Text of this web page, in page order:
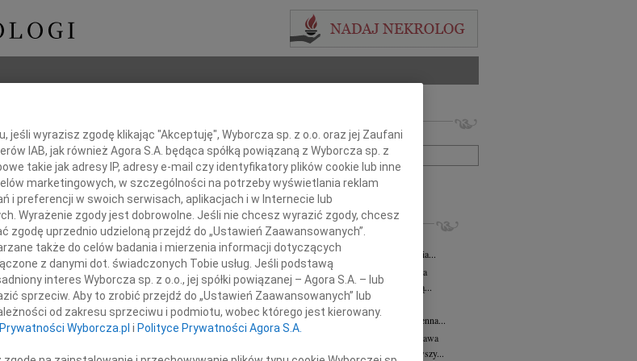
wdzięczność
Imię i nazwisko lub numer ogłoszenia:
+ szukanie zaawansowane
INNE NEKROLOGI
Asia Kułakowska 07.08.2026
Asia Kułakowska 8 czerwca 1984 - 9 sierpnia...
Małgorzata Kościelska
Warszawa
Z żalem żegnam prof. Małgorzatę Kościelską...
Janusz Goetze
07.08.2026
Janusz Goetze adwokat 9 lat bez Ciebie Bożenna...
Wacława Stec-Myśliwska
Warszawa
W dniu 4 sierpnia 2026 roku zmarła przeżywszy...
jeśli wyrazisz zgodę klikając "Akceptuję", Wyborcza sp. z o.o. oraz jej Zaufani
IAB, jak również Agora S.A. będąca spółką powiązaną z Wyborcza sp. z
takie jak adresy IP, adresy e-mail czy identyfikatory plików cookie lub inne
marketingowych, w szczególności na potrzeby wyświetlania reklam
i preferencji w swoich serwisach, aplikacjach i w Internecie lub
Wyrażenie zgody jest dobrowolne. Jeśli nie chcesz wyrazić zgody, chcesz
uprzednio udzieloną przejdź do „Ustawień Zaawansowanych”.
także do celów badania i mierzenia informacji dotyczących
z danymi dot. świadczonych Tobie usług. Jeśli podstawą
interes Wyborcza sp. z o.o., jej spółki powiązanej – Agora S.A. – lub
sprzeciw. Aby to zrobić przejdź do „Ustawień Zaawansowanych” lub
od zakresu sprzeciwu i podmiotu, wobec którego jest kierowany.
Wyborcza.pl i Polityce Prywatności Agora S.A.